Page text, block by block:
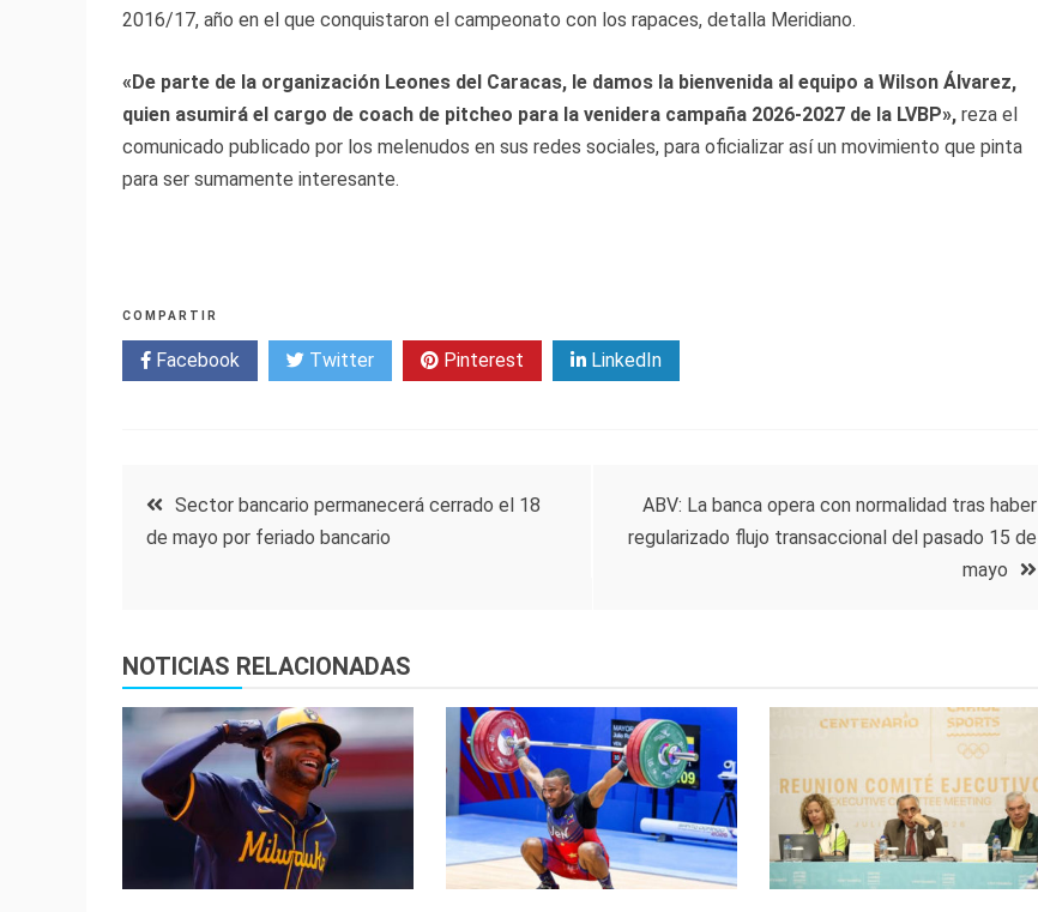
2016/17, año en el que conquistaron el campeonato con los rapaces, detalla Meridiano.
«De parte de la organización Leones del Caracas, le damos la bienvenida al equipo a Wilson Álvarez,
quien asumirá el cargo de coach de pitcheo para la venidera campaña 2026-2027 de la LVBP», reza el
comunicado publicado por los melenudos en sus redes sociales, para oficializar así un movimiento que pinta
para ser sumamente interesante.
COMPARTIR
Facebook Twitter Pinterest LinkedIn
Navegación
Sector bancario permanecerá cerrado el 18
de mayo por feriado bancario
ABV: La banca opera con normalidad tras haber
regularizado flujo transaccional del pasado 15 de
mayo
NOTICIAS RELACIONADAS